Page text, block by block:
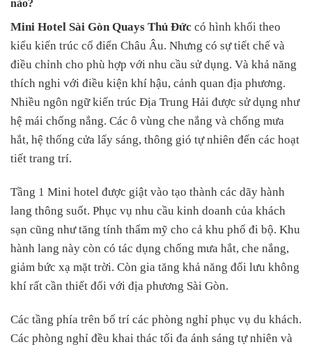
nào?
Mini Hotel Sài Gòn Quays Thủ Đức có hình khối theo
kiểu kiến trúc cổ điển Châu Âu. Nhưng có sự tiết chế và
điều chỉnh cho phù hợp với nhu cầu sử dụng. Và khả năng
thích nghi với điều kiện khí hậu, cảnh quan địa phương.
Nhiều ngôn ngữ kiến trúc Địa Trung Hải được sử dụng như
hệ mái chống nắng. Các ô vùng che nắng và chống mưa
hắt, hệ thống cửa lấy sáng, thông gió tự nhiên đến các hoạt
tiết trang trí.
Tầng 1 Mini hotel được giật vào tạo thành các dãy hành
lang thông suốt. Phục vụ nhu cầu kinh doanh của khách
sạn cũng như tăng tính thẩm mỹ cho cả khu phố đi bộ. Khu
hành lang này còn có tác dụng chống mưa hắt, che nắng,
giảm bức xạ mặt trời. Còn gia tăng khả năng đối lưu không
khí rất cần thiết đối với địa phương Sài Gòn.
Các tầng phía trên bố trí các phòng nghỉ phục vụ du khách.
Các phòng nghỉ đều khai thác tối đa ánh sáng tự nhiên và